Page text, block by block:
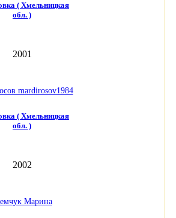
( Хмельницкая
обл. )
2001
mardirosov1984
( Хмельницкая
обл. )
2002
Марина